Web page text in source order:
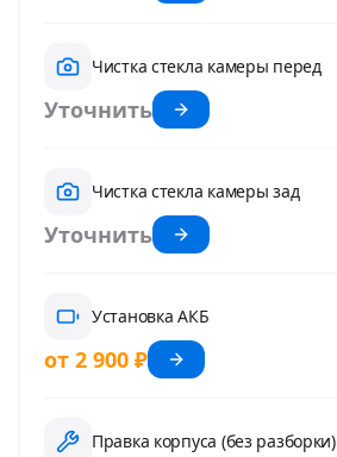
Чистка стекла камеры перед
Уточнить
Чистка стекла камеры зад
Уточнить
Установка АКБ
от 2 900 ₽
Правка корпуса (без разборки)